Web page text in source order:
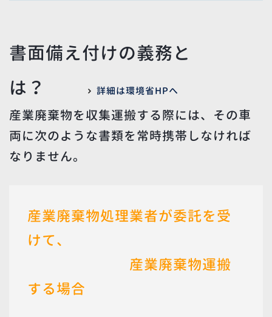
書面備え付けの義務と
は？
詳細は環境省HPへ
産業廃棄物を収集運搬する際には、その車
両に次のような書類を常時携帯しなければ
なりません。
産業廃棄物処理業者が委託を受
けて、
産業廃棄物運搬
する場合